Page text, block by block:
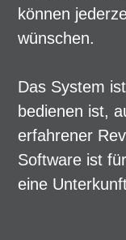
können
wünschen.
Das System
bedienen ist,
erfahrener
Software ist
eine